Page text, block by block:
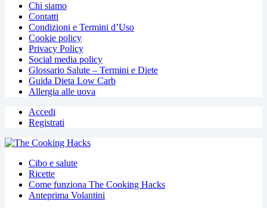
Chi siamo
Contatti
Condizioni e Termini d’Uso
Cookie policy
Privacy Policy
Social media policy
Glossario Salute – Termini e Diete
Guida Dieta Low Carb
Allergia alle uova
Accedi
Registrati
Cibo e salute
Ricette
Come funziona The Cooking Hacks
Anteprima Volantini